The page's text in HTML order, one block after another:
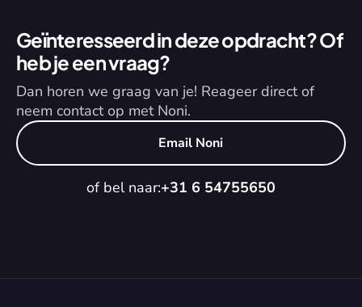
Geïnteresseerd in deze opdracht? Of
heb je een vraag?
Dan horen we graag van je! Reageer direct of
neem contact op met Noni.
Email Noni
of bel naar:+31 6 54755650